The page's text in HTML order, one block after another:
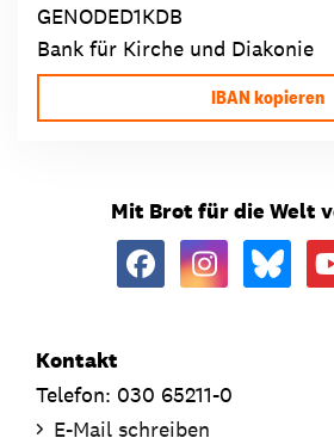
GENODED1KDB
Bank für Kirche und Diakonie
IBAN kopieren
Mit Brot für die Welt
Kontakt
Telefon: 030 65211-0
E-Mail schreiben